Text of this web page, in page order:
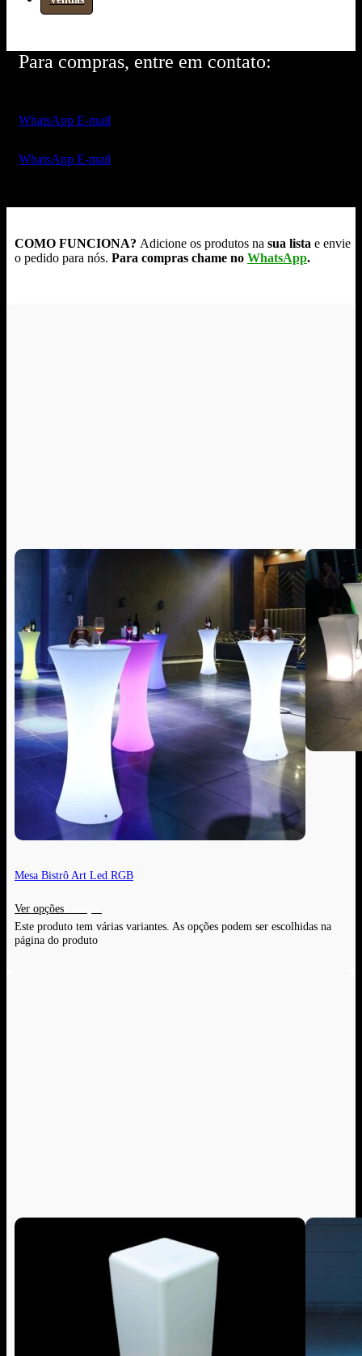
Para compras, entre em contato:
WhatsApp E-mail
WhatsApp E-mail
COMO FUNCIONA? Adicione os produtos na sua lista e envie
o pedido para nós. Para compras chame no WhatsApp.
Mesa Bistrô Art Led RGB
Ver opções
Este produto tem várias variantes. As opções podem ser escolhidas na
página do produto